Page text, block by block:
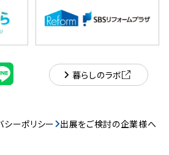
暮らしのラボ
シーポリシー 出展をご検討の企業様へ